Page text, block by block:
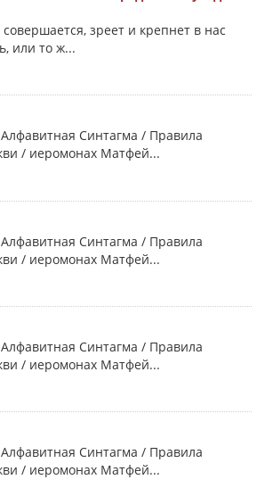
зреет и крепнет в нас
или то ж...
Синтагма / Правила
/ иеромонах Матфей...
Синтагма / Правила
/ иеромонах Матфей...
Синтагма / Правила
/ иеромонах Матфей...
Синтагма / Правила
/ иеромонах Матфей...